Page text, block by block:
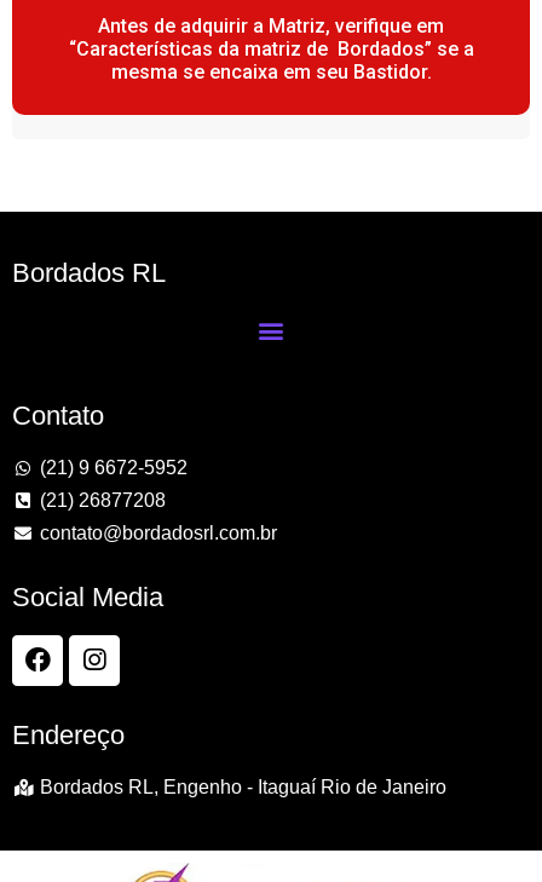
Antes de adquirir a Matriz, verifique em
“Características da matriz de Bordados” se a
mesma se encaixa em seu Bastidor.
Bordados RL
Contato
(21) 9 6672-5952
(21) 26877208
contato@bordadosrl.com.br
Social Media
Endereço
Bordados RL, Engenho - Itaguaí Rio de Janeiro